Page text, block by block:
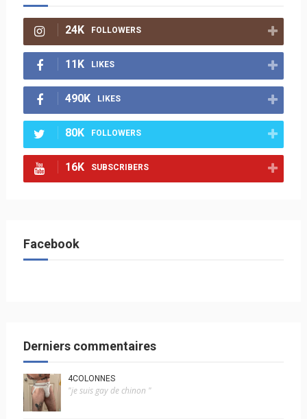
24K FOLLOWERS
11K LIKES
490K LIKES
80K FOLLOWERS
16K SUBSCRIBERS
Facebook
Derniers commentaires
4COLONNES
"je suis gay de chinon "